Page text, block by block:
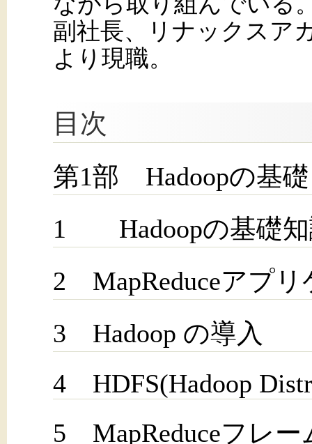
副社長、リナックスア
より現職。
目次
第1部 Hadoopの基礎
1 Hadoopの基礎知
2 MapReduceアプ
3 Hadoop の導入
4 HDFS(Hadoop
5 MapReduceフレー